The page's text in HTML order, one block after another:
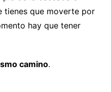
tienes que moverte por
hay que tener
camino.